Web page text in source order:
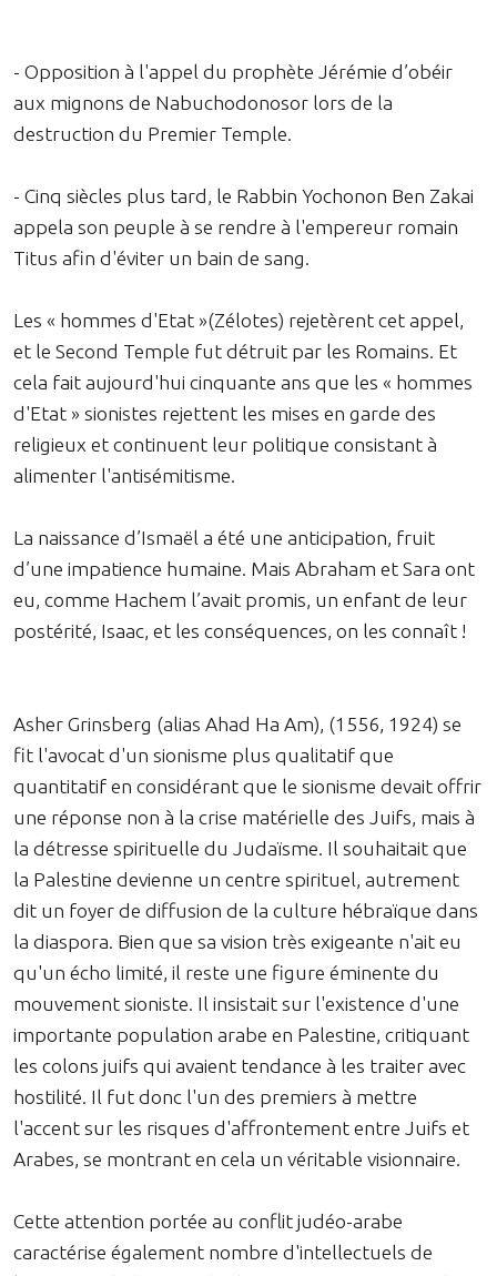
- Opposition à l'appel du prophète Jérémie d’obéir
aux mignons de Nabuchodonosor lors de la
destruction du Premier Temple.
- Cinq siècles plus tard, le Rabbin Yochonon Ben Zakai
appela son peuple à se rendre à l'empereur romain
Titus afin d'éviter un bain de sang.
Les « hommes d'Etat »(Zélotes) rejetèrent cet appel,
et le Second Temple fut détruit par les Romains. Et
cela fait aujourd'hui cinquante ans que les « hommes
d'Etat » sionistes rejettent les mises en garde des
religieux et continuent leur politique consistant à
alimenter l'antisémitisme.
La naissance d’Ismaël a été une anticipation, fruit
d’une impatience humaine. Mais Abraham et Sara ont
eu, comme Hachem l’avait promis, un enfant de leur
postérité, Isaac, et les conséquences, on les connaît !
Asher Grinsberg (alias Ahad Ha Am), (1556, 1924) se
fit l'avocat d'un sionisme plus qualitatif que
quantitatif en considérant que le sionisme devait offrir
une réponse non à la crise matérielle des Juifs, mais à
la détresse spirituelle du Judaïsme. Il souhaitait que
la Palestine devienne un centre spirituel, autrement
dit un foyer de diffusion de la culture hébraïque dans
la diaspora. Bien que sa vision très exigeante n'ait eu
qu'un écho limité, il reste une figure éminente du
mouvement sioniste. Il insistait sur l'existence d'une
importante population arabe en Palestine, critiquant
les colons juifs qui avaient tendance à les traiter avec
hostilité. Il fut donc l'un des premiers à mettre
l'accent sur les risques d'affrontement entre Juifs et
Arabes, se montrant en cela un véritable visionnaire.
Cette attention portée au conflit judéo-arabe
caractérise également nombre d'intellectuels de